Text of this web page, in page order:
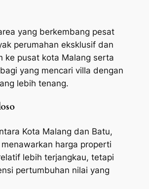
yang berkembang pesat
perumahan eksklusif dan
ke pusat kota Malang serta
yang mencari villa dengan
lebih tenang.
Kota Malang dan Batu,
harga properti
lebih terjangkau, tetapi
pertumbuhan nilai yang